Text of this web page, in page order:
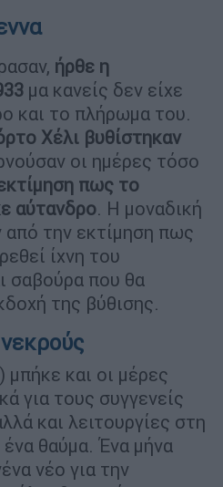
ήρθε η
μα κανείς δεν είχε
και το πλήρωμα του.
Χέλι βυθίστηκαν
οι ημέρες τόσο
πως το
αύτανδρο. Η μοναδική
από την εκτίμηση πως
ίχνη του
σαβούρα που θα
της βύθισης.
και οι μέρες
για τους συγγενείς
και λειτουργίες στη
ένα θαύμα. Ένα μήνα
νέο για την